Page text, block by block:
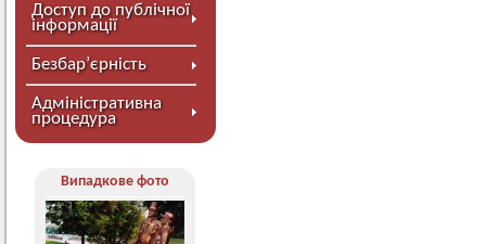
Доступ до публічної
інформації
Безбар’єрність
Адміністративна
процедура
Випадкове фото